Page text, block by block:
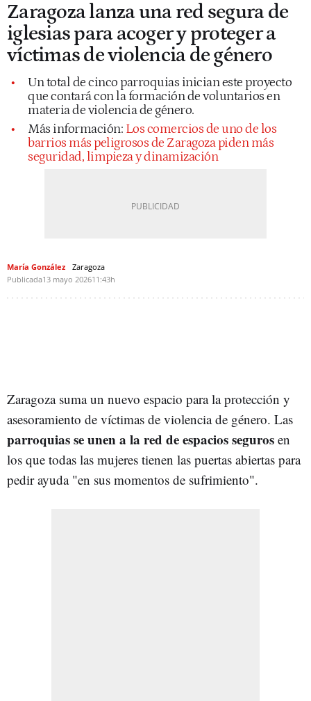
Zaragoza lanza una red segura de
iglesias para acoger y proteger a
víctimas de violencia de género
Un total de cinco parroquias inician este proyecto
que contará con la formación de voluntarios en
materia de violencia de género.
Más información: Los comercios de uno de los
barrios más peligrosos de Zaragoza piden más
seguridad, limpieza y dinamización
María González
Zaragoza
Publicada13 mayo 202611:43h
Zaragoza suma un nuevo espacio para la protección y
asesoramiento de víctimas de violencia de género. Las
parroquias se unen a la red de espacios seguros en
los que todas las mujeres tienen las puertas abiertas para
pedir ayuda "en sus momentos de sufrimiento".